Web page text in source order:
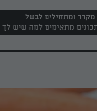
מקרר ומתחילים לבשל